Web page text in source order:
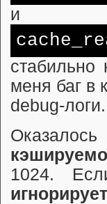
и
cache_
меня баг в
debug-
1024.
игнорирует